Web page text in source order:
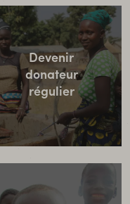
Devenir
donateur
régulier